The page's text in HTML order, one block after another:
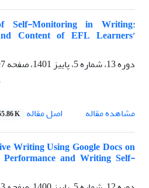
Self-Monitoring in Writing:
Content of EFL Learners’
دوره 13، شماره 5، پاییز 1401، صفحه
مشاهده مقاله
اصل مقاله K
Writing Using Google Docs on
and Writing Self-